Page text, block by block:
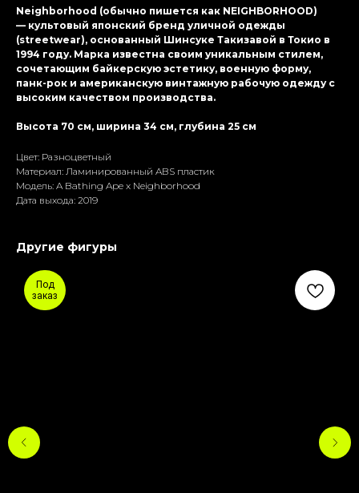
Neighborhood (обычно пишется как NEIGHBORHOOD)
— культовый японский бренд уличной одежды
(streetwear), основанный Шинсуке Такизавой в Токио в
1994 году. Марка известна своим уникальным стилем,
сочетающим байкерскую эстетику, военную форму,
панк-рок и американскую винтажную рабочую одежду с
высоким качеством производства.
Высота 70 см, ширина 34 см, глубина 25 см
Цвет: Разноцветный
Материал: Ламиниpoванный ABS пластик
Модель: A Bathing Ape x Neighborhood
Дата выхода: 2019
Другие фигуры
Под
заказ